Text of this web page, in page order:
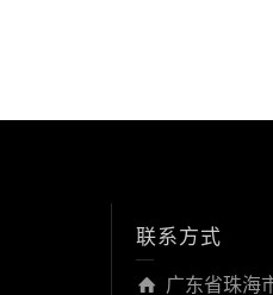
联系方式
广东省珠海